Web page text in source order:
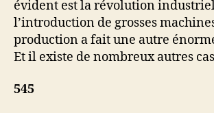
évident est la révolution
l’introduction de grosses
production a fait une autre
Et il existe de nombreux autres
545